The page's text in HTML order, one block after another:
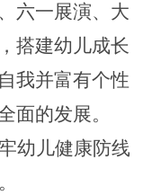
六一展演、大
搭建幼儿成长
我并富有个性
面的发展。
幼儿健康防线